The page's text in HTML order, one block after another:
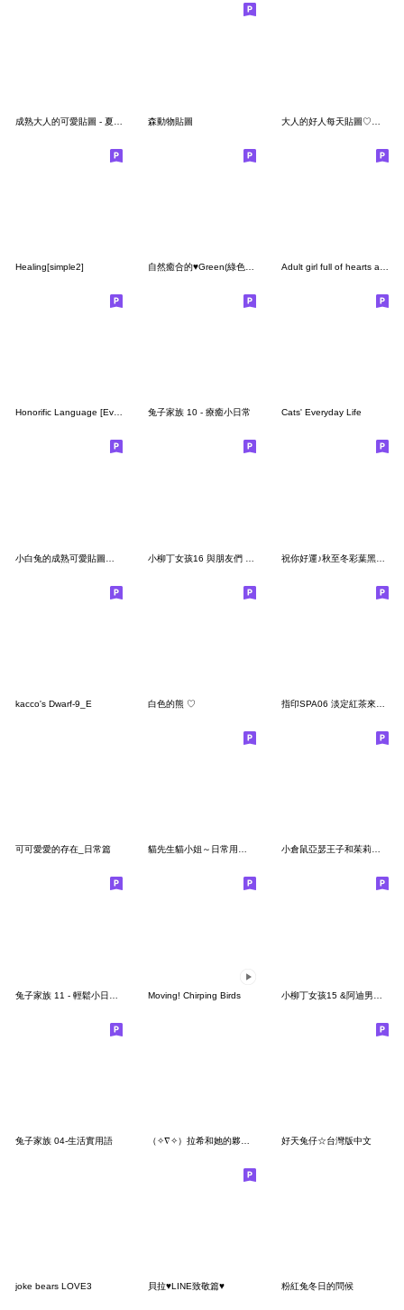
森動物貼圖
Healing[simple2]
Honorific Language [Everyday/Always] 兔子家族 10 - 療癒小日常 Cats' Everyday Life
祝你好運♪秋至冬彩葉黑貓貼圓
kacco's Dwarf-9_E 白色的熊 ♡ 指印SPA06 淡定紅茶來一杯
可可愛愛的存在_日常篇 貓先生貓小姐～日常用語～新年快樂 小倉鼠亞瑟王子和茱莉亞公主20-日常用語
Moving! Chirping Birds
兔子家族 04-生活實用語 好天兔仔☆台灣版中文
joke bears LOVE3 貝拉♥LINE致敬篇♥ 粉紅兔冬日的問候